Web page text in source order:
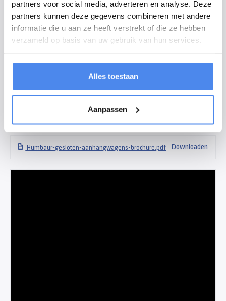
partners voor social media, adverteren en analyse. Deze
partners kunnen deze gegevens combineren met andere
informatie die u aan ze heeft verstrekt of die ze hebben
verzameld op basis van uw gebruik van hun services.
Alles toestaan
Aanpassen
Modelomschrijving
lading tegen diefstal en weersomstandigheden. De Humbaur HK133015 is
Veel verkochte opties zijn steunpoten, bindrails, oprijklep, zijdeur en
Downloads
Humbaur-gesloten-aanhangwagens-brochure.pdf Downloaden